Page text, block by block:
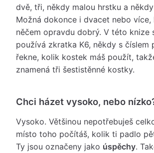
dvě, tři, někdy malou hrstku a
Možná dokonce i dvacet nebo
něčem opravdu dobrý. V této knize
používá zkratka K6, někdy s číslem
řekne, kolik kostek máš použít,
znamená tři šestistěnné kostky.
Chci házet vysoko, nebo
Vysoko. Většinou nepotřebuješ
místo toho počítáš, kolik ti padlo
Ty jsou označeny jako úspěchy.